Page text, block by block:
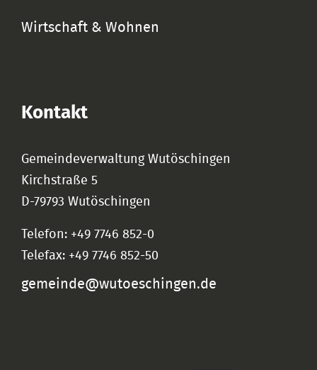
Wirtschaft & Wohnen
Kontakt
Gemeindeverwaltung Wutöschingen
Kirchstraße 5
D-79793 Wutöschingen
Telefon: +49 7746 852-0
Telefax: +49 7746 852-50
gemeinde@wutoeschingen.de